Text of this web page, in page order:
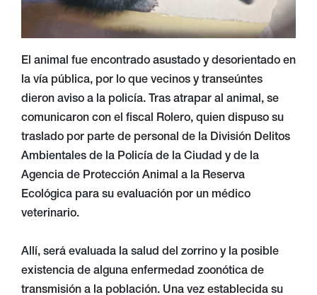
El animal fue encontrado asustado y desorientado en
la vía pública, por lo que vecinos y transeúntes
dieron aviso a la policía. Tras atrapar al animal, se
comunicaron con el fiscal Rolero, quien dispuso su
traslado por parte de personal de la División Delitos
Ambientales de la Policía de la Ciudad y de la
Agencia de Protección Animal a la Reserva
Ecológica para su evaluación por un médico
veterinario.
Allí, será evaluada la salud del zorrino y la posible
existencia de alguna enfermedad zoonótica de
transmisión a la población. Una vez establecida su